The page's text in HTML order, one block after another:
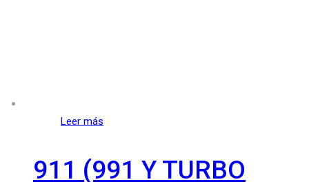
Leer más
911 (991 Y TURBO